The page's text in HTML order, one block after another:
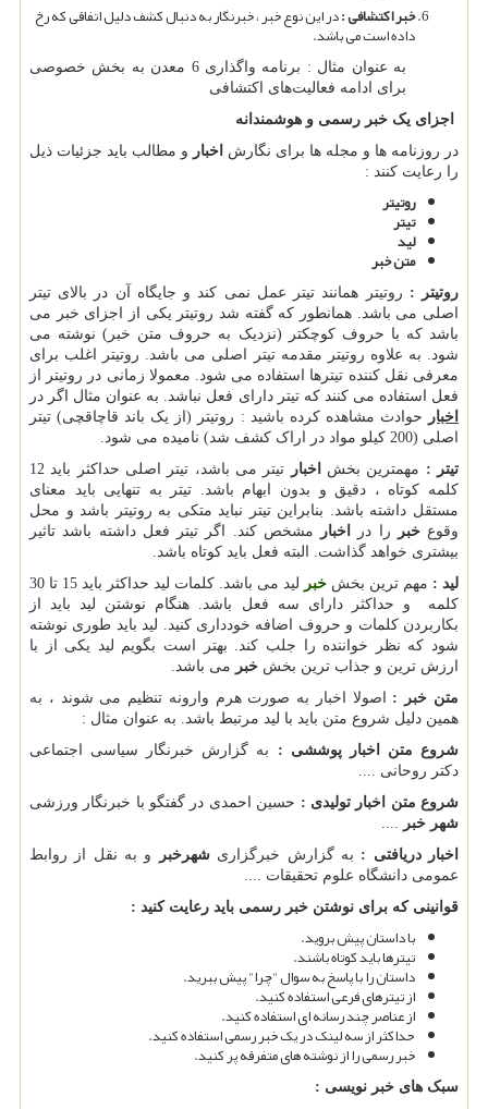
خبر اکتشافی :در این نوع خبر ، خبرنگار به دنبال کشف دلیل اتفاقی که رخ
داده است می باشد.
به عنوان مثال : برنامه واگذاری 6 معدن به بخش خصوصی
برای ادامه فعالیت‌های اکتشافی
اجزای یک خبر رسمی و هوشمندانه
در روزنامه ها و مجله ها برای نگارش اخبار و مطالب باید جزئیات ذیل
را رعایت کنند :
روتیتر
تیتر
لید
متن خبر
روتیتر : روتیتر همانند تیتر عمل نمی کند و جایگاه آن در بالای تیتر
اصلی می باشد. همانطور که گفته شد روتیتر یکی از اجزای خبر می
باشد که با حروف کوچکتر (نزدیک به حروف متن خبر) نوشته می
شود. به علاوه روتیتر مقدمه تیتر اصلی می باشد. روتیتر اغلب برای
معرفی نقل کننده تیترها استفاده می شود. معمولا زمانی در روتیتر از
فعل استفاده می کنند که تیتر دارای فعل نباشد. به عنوان مثال اگر در
اخبار
حوادث مشاهده کرده باشید : روتیتر (از یک باند قاچاقچی) تیتر
اصلی (200 کیلو مواد در اراک کشف شد) نامیده می شود.
تیتر : مهمترین بخش اخبار
تیتر می باشد، تیتر اصلی حداکثر باید 12
کلمه کوتاه ، دقیق و بدون ابهام باشد. تیتر به تنهایی باید معنای
مستقل داشته باشد. بنابراین تیتر نباید متکی به روتیتر باشد و محل
وقوعخبر را در اخبار
مشخص کند. اگر تیتر فعل داشته باشد تاثیر
بیشتری خواهد گذاشت. البته فعل باید کوتاه باشد.
لید : مهم ترین بخش خبر
لید می باشد. کلمات لید حداکثر باید 15 تا 30
کلمه و حداکثر دارای سه فعل باشد. هنگام نوشتن لید باید از
بکاربردن کلمات و حروف اضافه خودداری کنید. لید باید طوری نوشته
شود که نظر خواننده را جلب کند. بهتر است بگویم لید یکی از با
ارزش ترین و جذاب ترین بخش خبر می باشد.
متن خبر : اصولا اخبار به صورت هرم وارونه تنظیم می شوند ، به
همین دلیل شروع متن باید با لید مرتبط باشد. به عنوان مثال :
شروع متن اخبار پوششی : به گزارش خبرنگار سیاسی اجتماعی
دکتر روحانی ....
شروع متن اخبار تولیدی : حسین احمدی در گفتگو با خبرنگار ورزشی
شهر خبر ....
اخبار دریافتی : به گزارش خبرگزاری شهرخبر و به نقل از روابط
عمومی دانشگاه علوم تحقیقات ....
قوانینی که برای نوشتن خبر رسمی باید رعایت کنید :
با داستان پیش بروید.
تیترها باید کوتاه باشند.
داستان را با پاسخ به سوال "چرا" پیش ببرید.
از تیترهای فرعی استفاده کنید.
از عناصر چند رسانه ای استفاده کنید.
حداکثر از سه لینک در یک خبر رسمی استفاده کنید.
خبر رسمی را از نوشته های متفرقه پر کنید.
سبک های خبر نویسی :